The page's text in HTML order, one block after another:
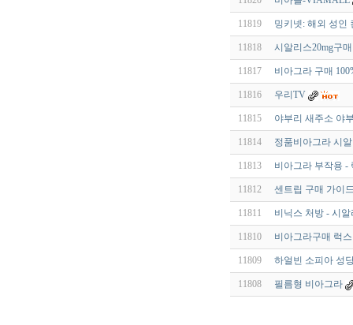
11819 밍키넷: 해외 성인
11818 시알리스20mg구
11817 비아그라 구매
11816 우리TV
11815 야부리 새주소 야
11814 정품비아그라 시
11813 비아그라 부작용 -
11812 센트립 구매 가이
11811 비닉스 처방 - 시
11810 비아그라구매 럭
11809 하얼빈 소피아 성
11808 필름형 비아그라